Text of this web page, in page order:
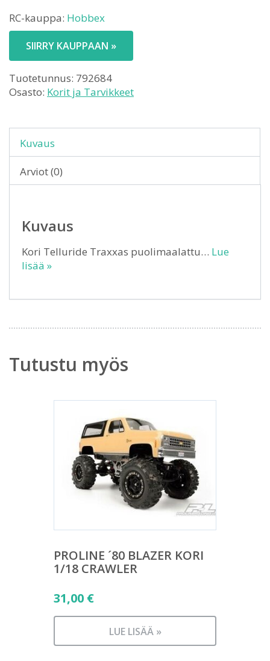
RC-kauppa: Hobbex
SIIRRY KAUPPAAN »
Tuotetunnus: 792684
Osasto: Korit ja Tarvikkeet
Kuvaus
Arviot (0)
Kuvaus
Kori Telluride Traxxas puolimaalattu… Lue
lisää »
Tutustu myös
PROLINE ´80 BLAZER KORI
1/18 CRAWLER
31,00 €
LUE LISÄÄ »